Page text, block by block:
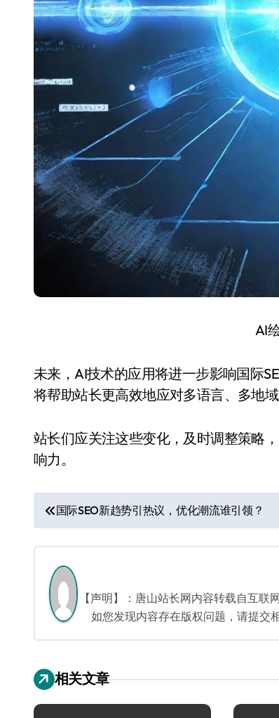
AI
未来，AI技术的应用将进一步影响国际
将帮助站长更高效地应对多语言、多地域
站长们应关注这些变化，及时调整策略
响力。
文
章
导
航
国际SEO新趋势引热议，优化潮流谁引领？
【声明】：唐山站长网内容转载自互联
如您发现内容存在版权问题，请提交
相关文章